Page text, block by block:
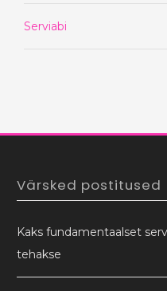
Serviabi
Värsked postitused
Kaks fundamentaalset
tehakse